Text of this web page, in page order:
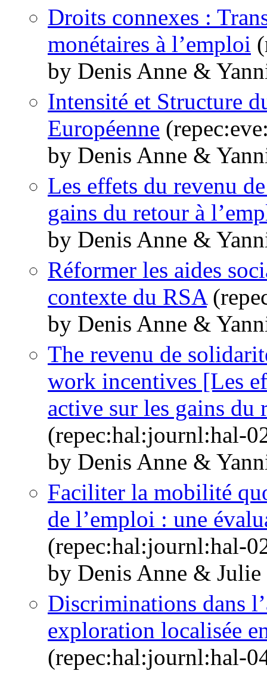
Droits connexes :
monétaires à l’emploi
by Denis Anne &
Intensité et Structure
Européenne
by Denis Anne &
Les effets du revenu
gains du retour à
by Denis Anne &
Réformer les aides
contexte du RSA
by Denis Anne &
The revenu de
work incentives [Les
active sur les gains
(repec:hal:journl:hal-
by Denis Anne &
Faciliter la mobilité
de l’emploi : une
(repec:hal:journl:hal-
by Denis Anne &
Discriminations dans
exploration localisée
(repec:hal:journl:hal-